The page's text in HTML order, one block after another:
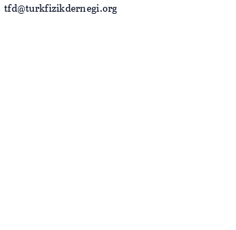
tfd@turkfizikdernegi.org